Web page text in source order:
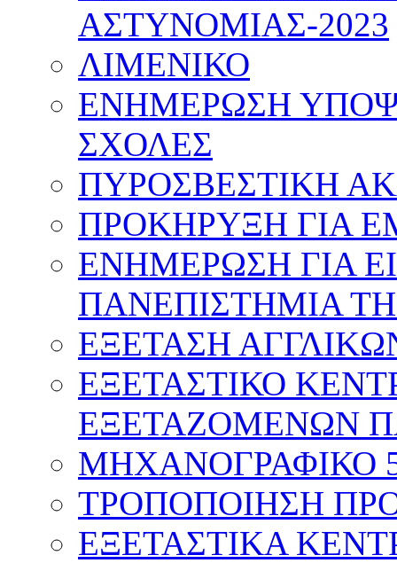
ΑΣΤΥΝΟΜΙΑΣ-2023
ΛΙΜΕΝΙΚΟ
ΕΝΗΜΕΡΩΣΗ
ΣΧΟΛΕΣ
ΠΥΡΟΣΒΕΣΤΙΚΗ
ΠΡΟΚΗΡΥΞΗ ΓΙΑ
ΕΝΗΜΕΡΩΣΗ ΓΙΑ
ΠΑΝΕΠΙΣΤΗΜΙΑ
ΕΞΕΤΑΣΗ
ΕΞΕΤΑΣΤΙΚΟ
ΕΞΕΤΑΖΟΜΕΝΩΝ
ΜΗΧΑΝΟΓΡΑΦΙΚΟ
ΤΡΟΠΟΠΟΙΗΣΗ
ΕΞΕΤΑΣΤΙΚΑ